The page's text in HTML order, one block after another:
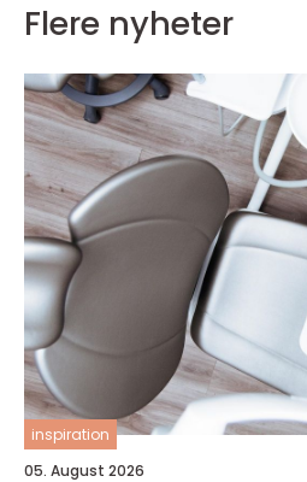
Flere nyheter
inspiration
05. August 2026